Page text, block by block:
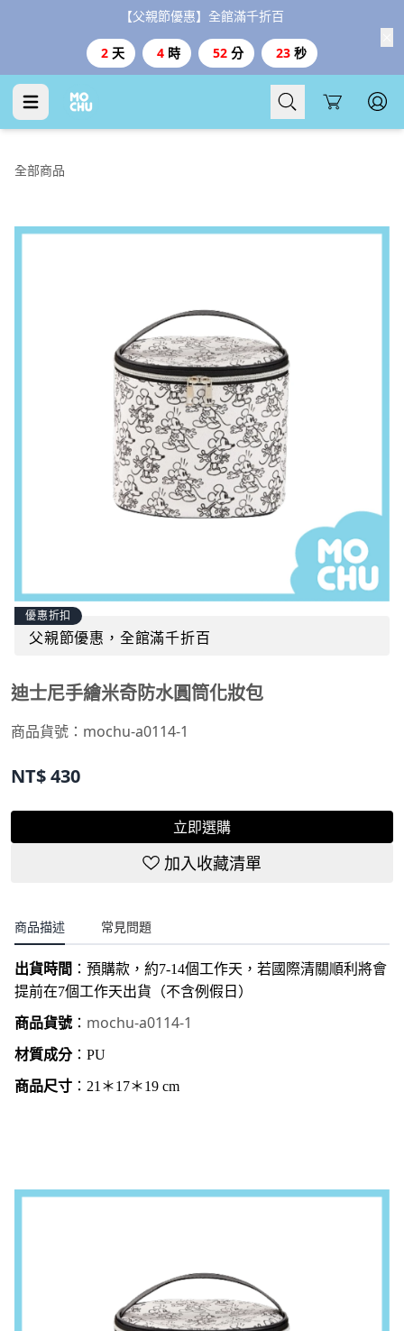
【父親節優惠】全館滿千折百
2 天 4 時 52 分 23 秒
Cart
全部商品
優惠折扣
父親節優惠，全館滿千折百
迪士尼手繪米奇防水圓筒化妝包
商品貨號： mochu-a0114-1
NT$430
立即選購
加入收藏清單
商品描述 常見問題
出貨時間 ： 預購款，約7-14個工作天，若國際清關順利將會
提前在7個工作天出貨（不含例假日）
商品貨號： mochu-a0114-1
材質成分：PU
商品尺寸 ：21＊17＊19 cm